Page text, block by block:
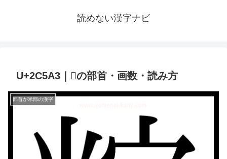
読めない漢字ナビ
U+2C5A3｜𬖣の部首・画数・読み方
部首が米部の漢字